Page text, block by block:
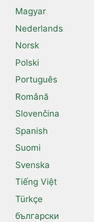
Magyar
Nederlands
Norsk
Polski
Português
Română
Slovenčina
Spanish
Suomi
Svenska
Tiếng Việt
Türkçe
български